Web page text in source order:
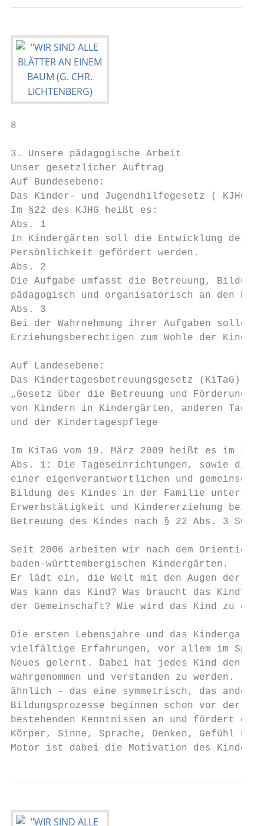
8
3. Unsere pädagogische Arbeit
Unser gesetzlicher Auftrag
Auf Bundesebene:
Das Kinder- und Jugendhilfegesetz ( KJHG)
Im §22 des KJHG heißt es:
Abs. 1
In Kindergärten soll die Entwicklung des
Persönlichkeit gefördert werden.
Abs. 2
Die Aufgabe umfasst die Betreuung,
pädagogisch und organisatorisch an den
Abs. 3
Bei der Wahrnehmung ihrer Aufgaben
Erziehungsberechtigen zum Wohle der Kinder
Auf Landesebene:
Das Kindertagesbetreuungsgesetz (KiTaG)
„Gesetz über die Betreuung und Förderung
von Kindern in Kindergärten, anderen
und der Kindertagespflege
Im KiTaG vom 19. März 2009 heißt es im § 2
Abs. 1: Die Tageseinrichtungen, sowie die
einer eigenverantwortlichen und
Bildung des Kindes in der Familie
Erwerbstätigkeit und Kindererziehung
Betreuung des Kindes nach § 22 Abs. 3
Seit 2006 arbeiten wir nach dem
baden-württembergischen Kindergärten.
Er lädt ein, die Welt mit den Augen der
Was kann das Kind? Was braucht das
der Gemeinschaft? Wie wird das Kind zu
Die ersten Lebensjahre und das
vielfältige Erfahrungen, vor allem im
Neues gelernt. Dabei hat jedes Kind den
wahrgenommen und verstanden zu werden.
ähnlich - das eine symmetrisch, das
Bildungsprozesse beginnen schon vor der
bestehenden Kenntnissen an und fördert
Körper, Sinne, Sprache, Denken, Gefühl
Motor ist dabei die Motivation des Kindes.